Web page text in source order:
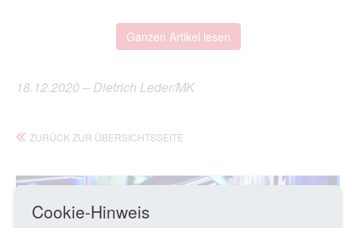
Ganzen Artikel lesen
18.12.2020 – Dietrich Leder/MK
ZURÜCK ZUR ÜBERSICHTSSEITE
Cookie-Hinweis